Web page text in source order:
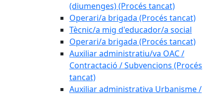
(diumenges) (Procés tancat)
Operari/a brigada (Procés tancat)
Tècnic/a mig d'educador/a social
Operari/a brigada (Procés tancat)
Auxiliar administratiu/va OAC /
Contractació / Subvencions (Procés
tancat)
Auxiliar administrativa Urbanisme /